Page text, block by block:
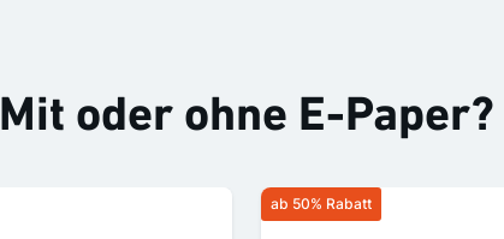
Mit oder ohne E-Paper?
ab 50% Rabatt